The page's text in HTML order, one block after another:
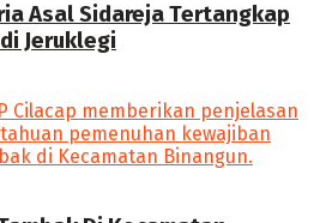
Asal Sidareja Tertangkap
Jeruklegi